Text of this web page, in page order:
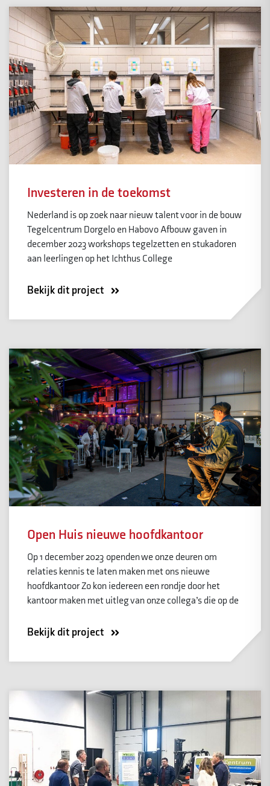
Investeren in de toekomst
Nederland is op zoek naar nieuw talent voor in de bouw
Tegelcentrum Dorgelo en Habovo Afbouw gaven in
december 2023 workshops tegelzetten en stukadoren
aan leerlingen op het Ichthus College
Bekijk dit project
Open Huis nieuwe hoofdkantoor
Op 1 december 2023 openden we onze deuren om
relaties kennis te laten maken met ons nieuwe
hoofdkantoor Zo kon iedereen een rondje door het
kantoor maken met uitleg van onze collega’s die op de
Bekijk dit project